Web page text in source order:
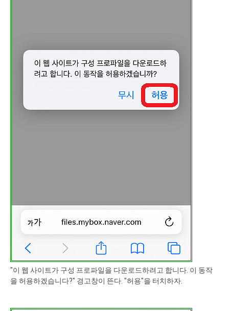
"이 웹 사이트가 구성 프로파일을 다운로드하려고 합니다. 이 동작
을 허용하겠습니다?" 경고창이 뜬다. "허용"을 터치하자.